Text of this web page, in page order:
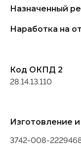
Назначенный
Наработка на
Код ОКПД 2
28.14.13.110
Изготовление
3742-008-